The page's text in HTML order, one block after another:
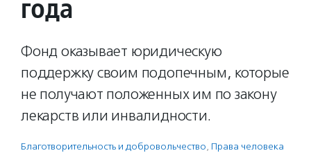
года
Фонд оказывает юридическую
поддержку своим подопечным, которые
не получают положенных им по закону
лекарств или инвалидности.
Благотвори­тель­ность и доброволь­чест­во, Права человека